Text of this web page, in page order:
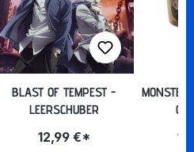
BLAST OF TEMPEST -
LEERSCHUBER
12,99 €*
GO